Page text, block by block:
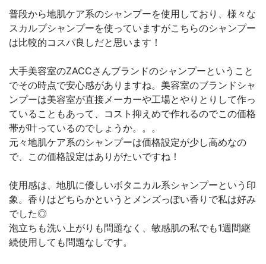
普段から地肌ケア系のシャンプーを使用しており、様々な
スカルプシャンプーを使っていますがこちらのシャンプー
は比較的コスパ良しだと思います！
大手美容室のZACCさんブランドのシャンプーということ
でその時点で安心感がありますね。美容室のブランドシャ
ンプーは美容室が直接メーカーや工場とやりとりして作っ
ていることもあって、コスト抑えめで作れるのでこの価格
帯が叶っているのでしょうか。。。
元々地肌ケア系のシャンプーは価格設定が少し高めなの
で、この価格設定はありがたいですね！
使用感は、地肌に優しいボタニカル系シャンプーという印
象。香りはどちらかというとメンズっぽい香りで私は好み
でした◎
泡立ちも洗い上がりも問題なく、敏感肌の私でも1週間継
続使用しても問題なしです。